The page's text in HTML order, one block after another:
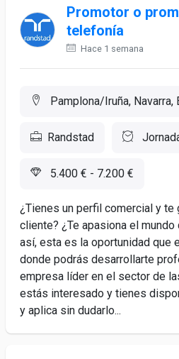
Promotor o
telefonía
Hace 1 semana
Pamplona/Iruña, Navarra,
Randstad
5.400 € - 7.200 €
¿Tienes un perfil comercial y te
cliente? ¿Te apasiona el
así, esta es la oportunidad que
donde podrás desarrollarte
empresa líder en el sector de
estás interesado y tienes
y aplica sin dudarlo...